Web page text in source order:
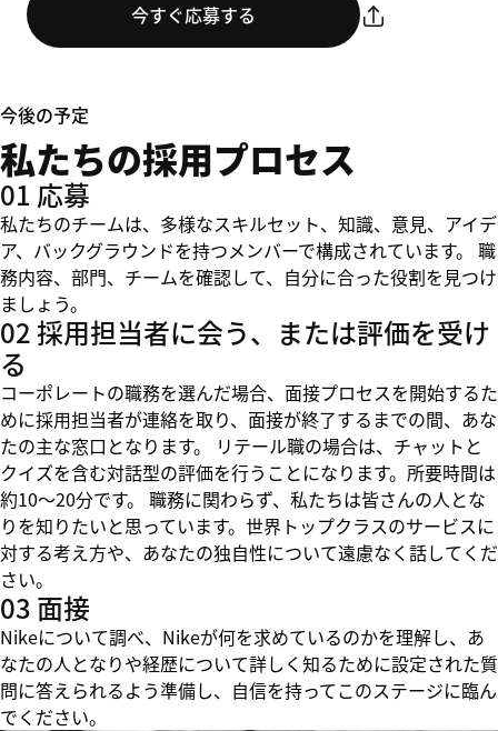
今すぐ応募する
今後の予定
私たちの採用プロセス
01 応募
私たちのチームは、多様なスキルセット、知識、意見、アイデ
ア、バックグラウンドを持つメンバーで構成されています。 職
務内容、部門、チームを確認して、自分に合った役割を見つけ
ましょう。
02 採用担当者に会う、または評価を受け
る
コーポレートの職務を選んだ場合、面接プロセスを開始するた
めに採用担当者が連絡を取り、面接が終了するまでの間、あな
たの主な窓口となります。 リテール職の場合は、チャットと
クイズを含む対話型の評価を行うことになります。所要時間は
約10～20分です。 職務に関わらず、私たちは皆さんの人とな
りを知りたいと思っています。世界トップクラスのサービスに
対する考え方や、あなたの独自性について遠慮なく話してくだ
さい。
03 面接
Nikeについて調べ、Nikeが何を求めているのかを理解し、あ
なたの人となりや経歴について詳しく知るために設定された質
問に答えられるよう準備し、自信を持ってこのステージに臨ん
でください。